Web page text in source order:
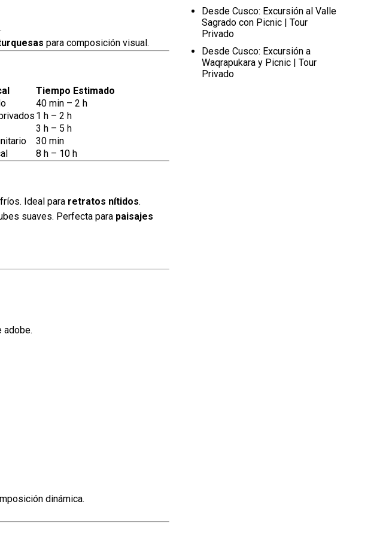
para composición visual.
Tiempo Estimado
40 min – 2 h
1 h – 2 h
3 h – 5 h
30 min
8 h – 10 h
Ideal para retratos nítidos.
suaves. Perfecta para paisajes
adobe.
dinámica.
Desde Cusco: Excursión al Valle
Sagrado con Picnic | Tour
Privado
Desde Cusco: Excursión a
Waqrapukara y Picnic | Tour
Privado